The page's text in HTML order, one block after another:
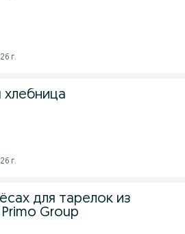
г.
хлебница
г.
для тарелок из
Group